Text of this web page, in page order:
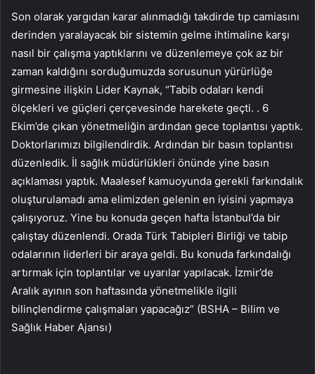
Son olarak yargıdan karar alınmadığı takdirde tıp camiasını
derinden yaralayacak bir sistemin gelme ihtimaline karşı
nasıl bir çalışma yaptıklarını ve düzenlemeye çok az bir
zaman kaldığını sorduğumuzda sorusunun yürürlüğe
girmesine ilişkin Lider Kaynak, “Tabib odaları kendi
ölçekleri ve güçleri çerçevesinde harekete geçti. . 6
Ekim’de çıkan yönetmeliğin ardından gece toplantısı yaptık.
Doktorlarımızı bilgilendirdik. Ardından bir basın toplantısı
düzenledik. İl sağlık müdürlükleri önünde yine basın
açıklaması yaptık. Maalesef kamuoyunda gerekli farkındalık
oluşturulamadı ama elimizden gelenin en iyisini yapmaya
çalışıyoruz. Yine bu konuda geçen hafta İstanbul’da bir
çalıştay düzenlendi. Orada Türk Tabipleri Birliği ve tabip
odalarının liderleri bir araya geldi. Bu konuda farkındalığı
artırmak için toplantılar ve uyarılar yapılacak. İzmir’de
Aralık ayının son haftasında yönetmelikle ilgili
bilinçlendirme çalışmaları yapacağız” (BSHA – Bilim ve
Sağlık Haber Ajansı)